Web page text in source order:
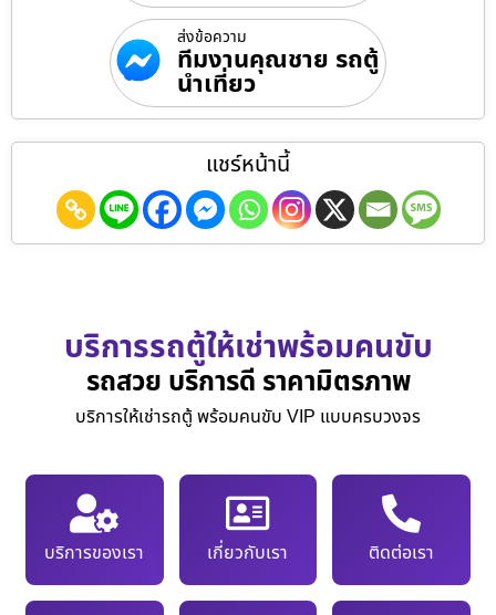
ส่งข้อความ
ทีมงานคุณชาย รถตู้
นำเที่ยว
แชร์หน้านี้
บริการรถตู้ให้เช่าพร้อมคนขับ
รถสวย บริการดี ราคามิตรภาพ
บริการให้เช่ารถตู้ พร้อมคนขับ VIP แบบครบวงจร
บริการของเรา เกี่ยวกับเรา ติดต่อเรา